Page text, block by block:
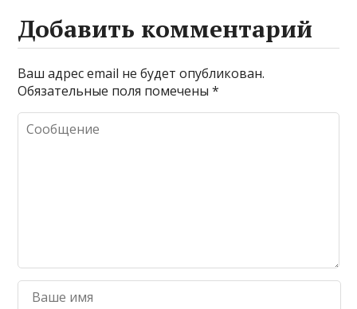
Добавить комментарий
Ваш адрес email не будет опубликован.
Обязательные поля помечены*